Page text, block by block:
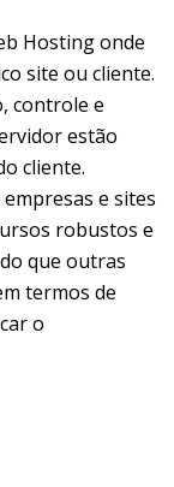
Hosting onde
site ou cliente.
controle e
estão
cliente.
e sites
robustos e
que outras
termos de
o